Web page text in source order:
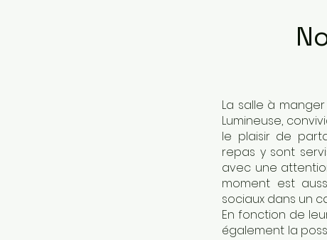
La salle à
Lumineuse,
le plaisir de
repas y sont
avec une
moment est
sociaux dans un
En fonction de
également la